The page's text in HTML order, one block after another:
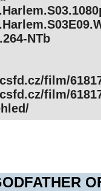
NTb
film/
film/